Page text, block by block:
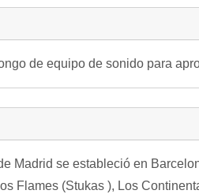
de equipo de sonido para
Madrid se estableció en
Flames (Stukas ), Los